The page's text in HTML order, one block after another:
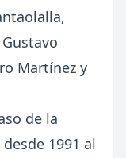
Martínez y
de la
1991 al